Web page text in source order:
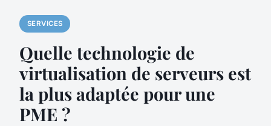
SERVICES
Quelle technologie de
virtualisation de serveurs est
la plus adaptée pour une
PME ?